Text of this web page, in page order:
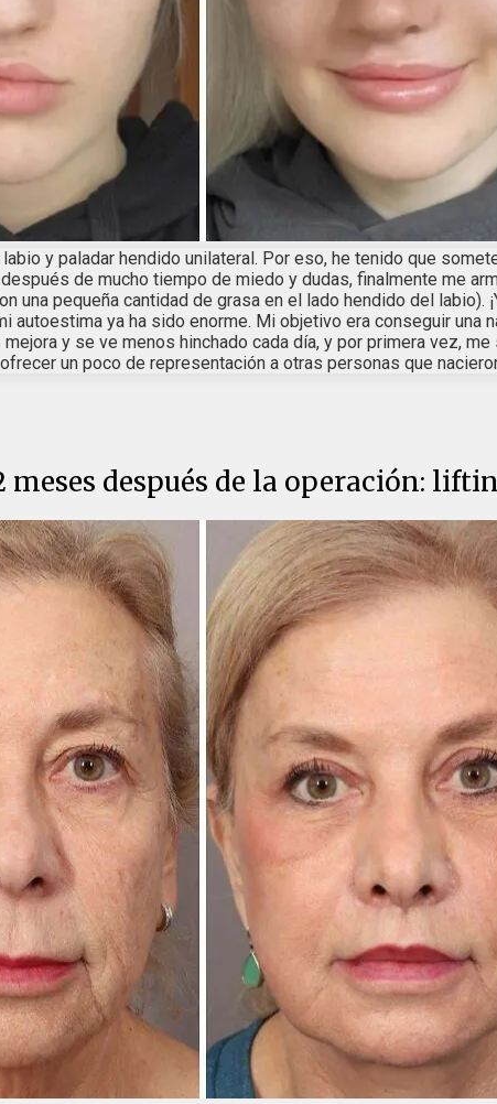
labio y paladar hendido unilateral. Por eso, he tenido que
de mucho tiempo de miedo y dudas, finalmente me
una pequeña cantidad de grasa en el lado hendido del
autoestima ya ha sido enorme. Mi objetivo era conseguir
y se ve menos hinchado cada día, y por primera vez,
un poco de representación a otras personas que
después de la operación: